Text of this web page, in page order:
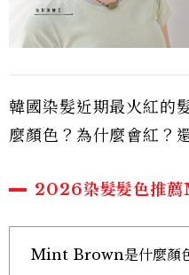
韓國染髮近期最火紅
麼顏色？為什麼會紅？
2026染髮髮色推
Mint Brown是什麼顏